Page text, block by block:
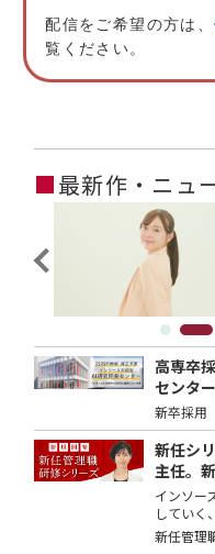
配信をご希望の方は、
覧ください。
■最新作・ニュ
高専卒
センタ
新卒採用
新任シ
主任。
インソー
していく
新任管理